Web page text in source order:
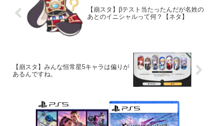
【崩スタ】βテスト当たったんだが名姓の
あとのイニシャルって何？【ネタ】
【崩スタ】みんな恒常星5キャラは偏りが
あるんですね。